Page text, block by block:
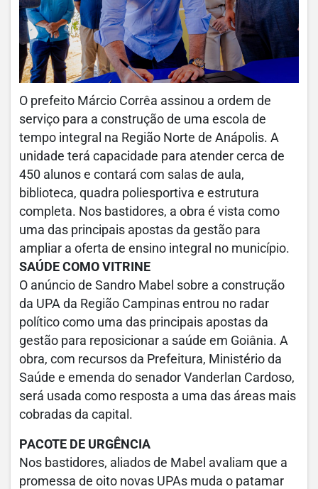
O prefeito Márcio Corrêa assinou a ordem de
serviço para a construção de uma escola de
tempo integral na Região Norte de Anápolis. A
unidade terá capacidade para atender cerca de
450 alunos e contará com salas de aula,
biblioteca, quadra poliesportiva e estrutura
completa. Nos bastidores, a obra é vista como
uma das principais apostas da gestão para
ampliar a oferta de ensino integral no município.
SAÚDE COMO VITRINE
O anúncio de Sandro Mabel sobre a construção
da UPA da Região Campinas entrou no radar
político como uma das principais apostas da
gestão para reposicionar a saúde em Goiânia. A
obra, com recursos da Prefeitura, Ministério da
Saúde e emenda do senador Vanderlan Cardoso,
será usada como resposta a uma das áreas mais
cobradas da capital.
PACOTE DE URGÊNCIA
Nos bastidores, aliados de Mabel avaliam que a
promessa de oito novas UPAs muda o patamar